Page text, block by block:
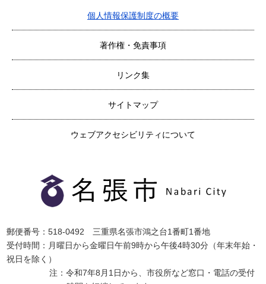
個人情報保護制度の概要
著作権・免責事項
リンク集
サイトマップ
ウェブアクセシビリティについて
郵便番号：518-0492 三重県名張市鴻之台1番町1番地
受付時間：月曜日から金曜日午前9時から午後4時30分（年末年始・
祝日を除く）
注：令和7年8月1日から、市役所など窓口・電話の受付